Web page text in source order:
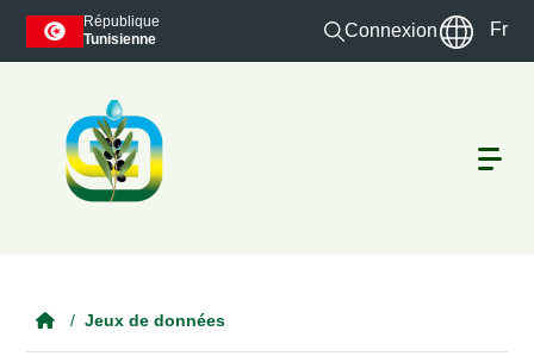
Skip to main content
République
Tunisienne
Connexion Fr
Jeux de données